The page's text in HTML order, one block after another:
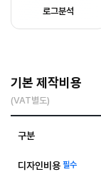
로그분석
기본 제작비용
(VAT별도)
구분
디자인비용 필수